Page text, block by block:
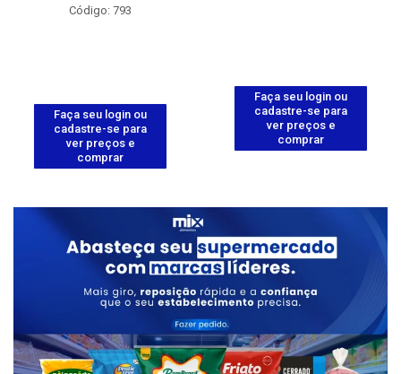
Código: 793
Faça seu login ou
cadastre-se para
ver preços e
comprar
Faça seu login ou
cadastre-se para
ver preços e
comprar